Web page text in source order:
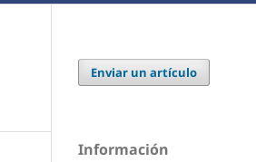
Enviar un artículo
Información